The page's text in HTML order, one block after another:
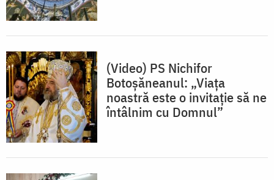
(Video) PS Nichifor
Botoșăneanul: „Viața
noastră este o invitație să ne
întâlnim cu Domnul”